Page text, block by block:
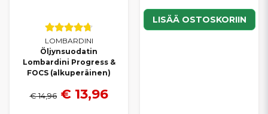
LOMBARDINI
Öljynsuodatin
Lombardini Progress &
FOCS (alkuperäinen)
€ 14,96 € 13,96
LISÄÄ OSTOSKORIIN